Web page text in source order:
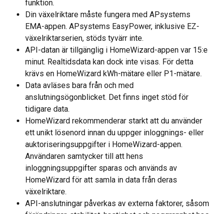
funktion.
Din växelriktare måste fungera med APsystems
EMA-appen. APsystems EasyPower, inklusive EZ-
växelriktarserien, stöds tyvärr inte.
API-datan är tillgänglig i HomeWizard-appen var 15:e
minut. Realtidsdata kan dock inte visas. För detta
krävs en HomeWizard kWh-mätare eller P1-mätare.
Data avläses bara från och med
anslutningsögonblicket. Det finns inget stöd för
tidigare data.
HomeWizard rekommenderar starkt att du använder
ett unikt lösenord innan du uppger inloggnings- eller
auktoriseringsuppgifter i HomeWizard-appen.
Användaren samtycker till att hens
inloggningsuppgifter sparas och används av
HomeWizard för att samla in data från deras
växelriktare.
API-anslutningar påverkas av externa faktorer, såsom